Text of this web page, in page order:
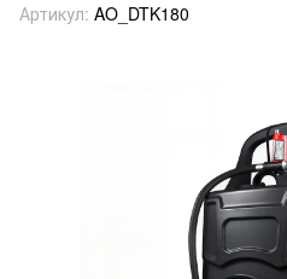
Артикул: AO_DTK180